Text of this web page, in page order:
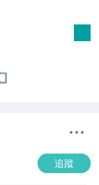
追蹤